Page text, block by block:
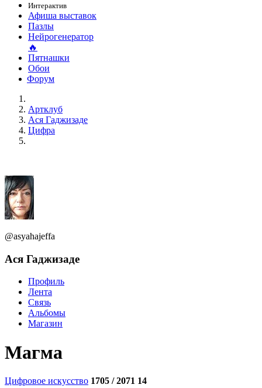
Интерактив
Афиша выставок
Пазлы
Нейрогенератор
🔥
Пятнашки
Обои
Форум
Артклуб
Aся Гаджизаде
Цифра
@asyahajeffa
Aся Гаджизаде
Профиль
Лента
Связь
Альбомы
Магазин
Магма
Цифровое искусство 1705 / 2071 14